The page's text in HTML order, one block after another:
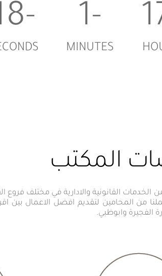
-1
MINUTES
-19
المكتب
القانونية والادارية في مختلف فروع
من المحامين لتقديم افضل الاعمال بين
الفجيرة وابوظبي.